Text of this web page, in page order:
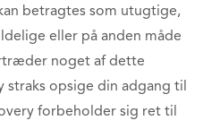
betragtes som utugtige,
eller på anden måde
noget af dette
straks opsige din adgang til
forbeholder sig ret til